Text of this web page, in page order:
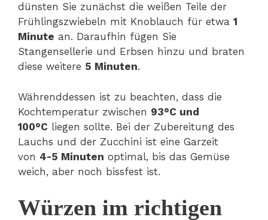
dünsten Sie zunächst die weißen Teile der
Frühlingszwiebeln mit Knoblauch für etwa1
Minute an. Daraufhin fügen Sie
Stangensellerie und Erbsen hinzu und braten
diese weitere 5 Minuten.
Währenddessen ist zu beachten, dass die
Kochtemperatur zwischen 93°C und
100°C liegen sollte. Bei der Zubereitung des
Lauchs und der Zucchini ist eine Garzeit
von 4-5 Minuten optimal, bis das Gemüse
weich, aber noch bissfest ist.
Würzen im richtigen